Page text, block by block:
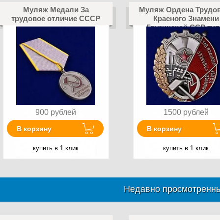
Муляж Медали За
трудовое отличие СССР
900 рублей
В корзину
купить в 1 клик
Муляж Ордена
Красного Знамени
Грузинской ССР
1500 рублей
В корзину
купить в 1 клик
Недавно